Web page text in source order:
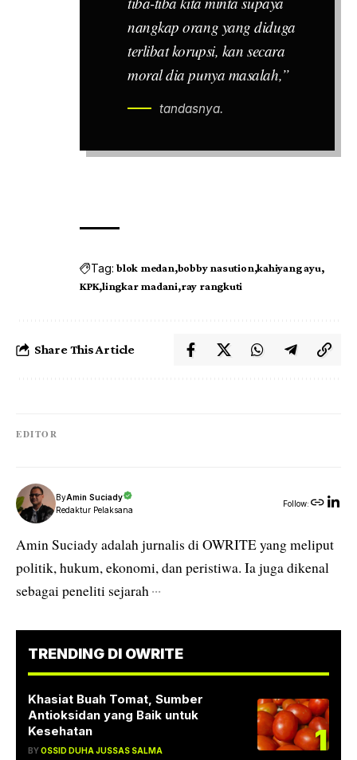
nangkap orang yang diduga
terlibat korupsi, kan secara
moral dia punya masalah,”
tandasnya.
Tag: blok medan bobby nasution kahiyang ayu
KPK lingkar madani ray rangkuti
Share This Article
EDITOR
ByAmin Suciady
Redaktur Pelaksana
Follow:
Amin Suciady adalah jurnalis di OWRITE yang meliput
politik, hukum, ekonomi, dan peristiwa. Ia juga dikenal
sebagai peneliti sejarah ···
TRENDING DI OWRITE
Khasiat Buah Tomat, Sumber
Antioksidan yang Baik untuk
Kesehatan
BYOSSID DUHA JUSSAS SALMA 1